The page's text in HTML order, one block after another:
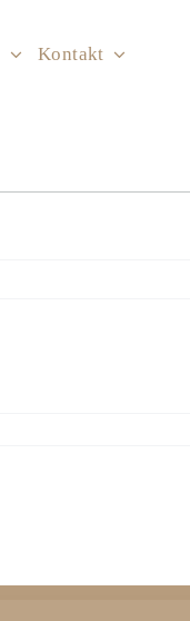
Kontakt